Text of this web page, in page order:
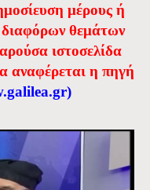
μέρους ή
διαφόρων θεμάτων
ιστοσελίδα
αναφέρεται η πηγή
)